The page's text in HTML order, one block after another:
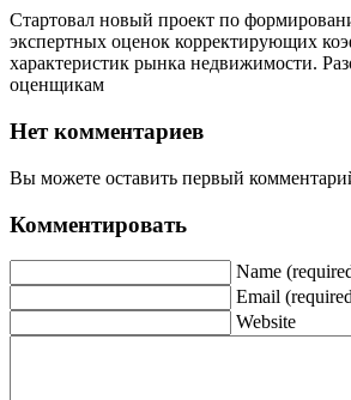
Стартовал новый проект по
экспертных оценок корректирующих
характеристик рынка недвижимости.
оценщикам
Нет комментариев
Вы можете оставить первый
Комментировать
Name
Email
Website